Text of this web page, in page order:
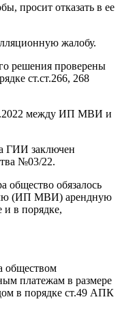
просит отказать в ее
жалобу.
решения проверены
ст.ст.266, 268
между ИП МВИ и
ГИИ заключен
№03/22.
общество обязалось
(ИП МВИ) арендную
и в порядке,
обществом
платежам в размере
в порядке ст.49 АПК